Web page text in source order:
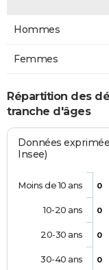
Hommes
Femmes
Répartition des
tranche d'âges
Données
Insee)
0
0
0
0
Moins de 10 ans
10-20 ans
20-30 ans
30-40 ans